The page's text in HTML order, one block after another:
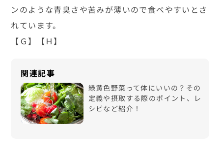
ンのような青臭さや苦みが薄いので食べやすいとさ
れています。
【Ｇ】【Ｈ】
緑黄色野菜って体にいいの？その
定義や摂取する際のポイント、レ
シピなど紹介！